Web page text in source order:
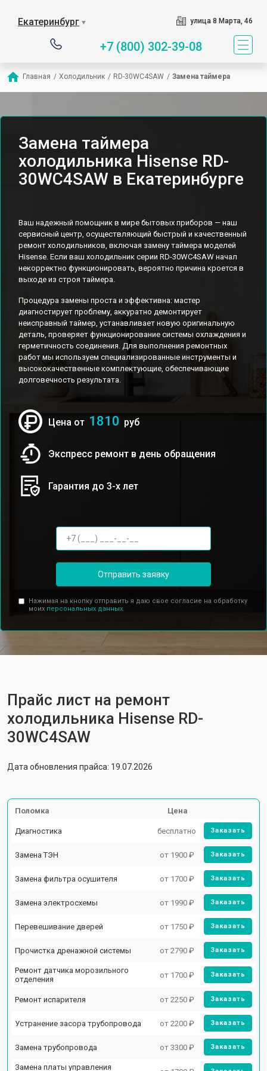
Екатеринбург ▼ улица 8 Марта, 46
+7 (800) 302-39-08
Главная / Холодильник / RD-30WC4SAW / Замена таймера
Замена таймера
холодильника Hisense RD-
30WC4SAW в Екатеринбурге
Ваш надежный помощник в мире бытовых приборов — наш
сервисный центр, осуществляющий быстрый и качественный
ремонт холодильников, включая замену таймера моделей
Hisense. Если ваш холодильник серии RD-30WC4SAW начал
некорректно функционировать, вероятно причина кроется в
выходе из строя таймера.
Процедура замены проста и эффективна: мастер
диагностирует проблему, аккуратно демонтирует
неисправный таймер, устанавливает новую оригинальную
деталь, проверяет функционирование системы охлаждения и
герметичность соединения. Для выполнения ремонтных
работ мы используем специализированные инструменты и
высококачественные комплектующие, обеспечивающие
долговечность результата.
Цена от 1810 руб
Экспресс ремонт в день обращения
Гарантия до 3-х лет
Отправить заявку
Нажимая на кнопку отправить я даю свое согласие на обработку
моих персональных данных.
Прайс лист на ремонт
холодильника Hisense RD-
30WC4SAW
Дата обновления прайса: 19.07.2026
Поломка Цена
Диагностика бесплатно Заказать
Замена ТЭН от 1900 ₽ Заказать
Замена фильтра осушителя от 1700 ₽ Заказать
Замена электросхемы от 1990 ₽ Заказать
Перевешивание дверей от 1750 ₽ Заказать
Прочистка дренажной системы от 2790 ₽ Заказать
Ремонт датчика морозильного
отделения
от 1700 ₽ Заказать
Ремонт испарителя от 2250 ₽ Заказать
Устранение засора трубопровода от 2200 ₽ Заказать
Замена трубопровода от 3300 ₽ Заказать
Замена платы управления